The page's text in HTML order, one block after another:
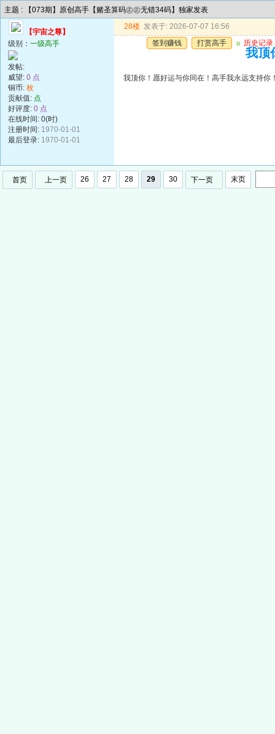
主题 : 【073期】原创高手【赌圣算码㊣㊣无错34码】独家发表
【宇宙之尊】
级别： 一级高手
发帖:
威望: 0 点
铜币: 枚
贡献值: 点
好评度: 0 点
在线时间: 0(时)
注册时间: 1970-01-01
最后登录: 1970-01-01
28楼 发表于: 2026-07-07 16:56
签到赚钱
打赏高手 u 历史记录
我顶
我顶你！愿好运与你同在！高手我永远支持你
首页 上一页 26 27 28 29 30 下一页 末页